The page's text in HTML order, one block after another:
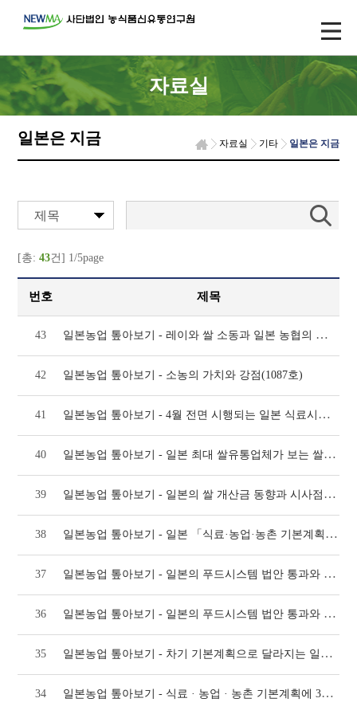
자료실
일본은 지금 자료실 기타 일본은 지금
제목
[총:43건] 1/5page
번호 제목
43 일본농업 톺아보기 - 레이와 쌀 소동과 일본 농협의 쌀사업(1095호)
42 일본농업 톺아보기 - 소농의 가치와 강점(1087호)
41 일본농업 톺아보기 - 4월 전면 시행되는 일본 식료시스템법과 시사점(1073호)
40 일본농업 톺아보기 - 일본 최대 쌀유통업체가 보는 쌀 시장(1064호)
39 일본농업 톺아보기 - 일본의 쌀 개산금 동향과 시사점(1058호)
38 일본농업 톺아보기 - 일본 「식료·농업·농촌 기본계획」 주요 내용과 시사점(1052호)
37 일본농업 톺아보기 - 일본의 푸드시스템 법안 통과와 시사점(2)(1044호)
36 일본농업 톺아보기 - 일본의 푸드시스템 법안 통과와 시사점(1)(1042호)
35 일본농업 톺아보기 - 차기 기본계획으로 달라지는 일본 농업정책(1034호)
34 일본농업 톺아보기 - 식료 · 농업 · 농촌 기본계획에 30개 세부 목표 설정(1026호)